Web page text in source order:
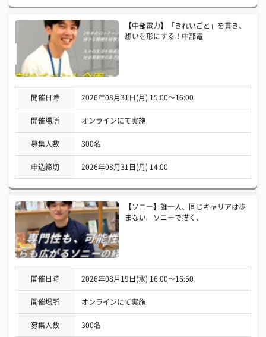
【中部電力】「きれいごと」を貫き、
想いを形にする！中部電
開催日時 2026年08月31日(月) 15:00〜16:00
開催場所 オンラインにて実施
募集人数 300名
申込締切 2026年08月31日(月) 14:00
【ソニー】誰一人、同じキャリアは歩
まない。ソニーで描く、
開催日時 2026年08月19日(水) 16:00〜16:50
開催場所 オンラインにて実施
募集人数 300名